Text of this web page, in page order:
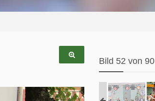
Bild 52 von 90